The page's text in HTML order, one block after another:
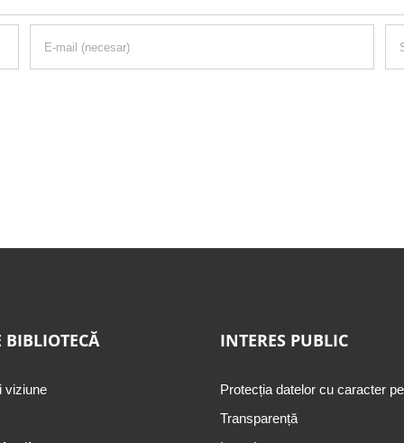
BIBLIOTECĂ
viziune
INTERES PUBLIC
Protecția datelor cu caracter
Transparență